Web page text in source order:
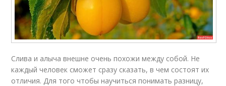
Слива и алыча внешне очень похожи между собой. Не
каждый человек сможет сразу сказать, в чем состоят их
отличия. Для того чтобы научиться понимать разницу,